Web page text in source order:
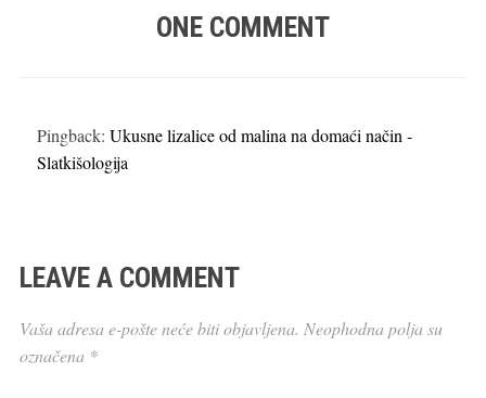
ONE COMMENT
Pingback: Ukusne lizalice od malina na domaći način -
Slatkišologija
LEAVE A COMMENT
Vaša adresa e-pošte neće biti objavljena. Neophodna polja su
označena *